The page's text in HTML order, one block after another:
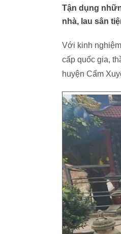
Tận dụng
nhà, lau sân
Với kinh
cấp quốc gia,
huyện Cẩm